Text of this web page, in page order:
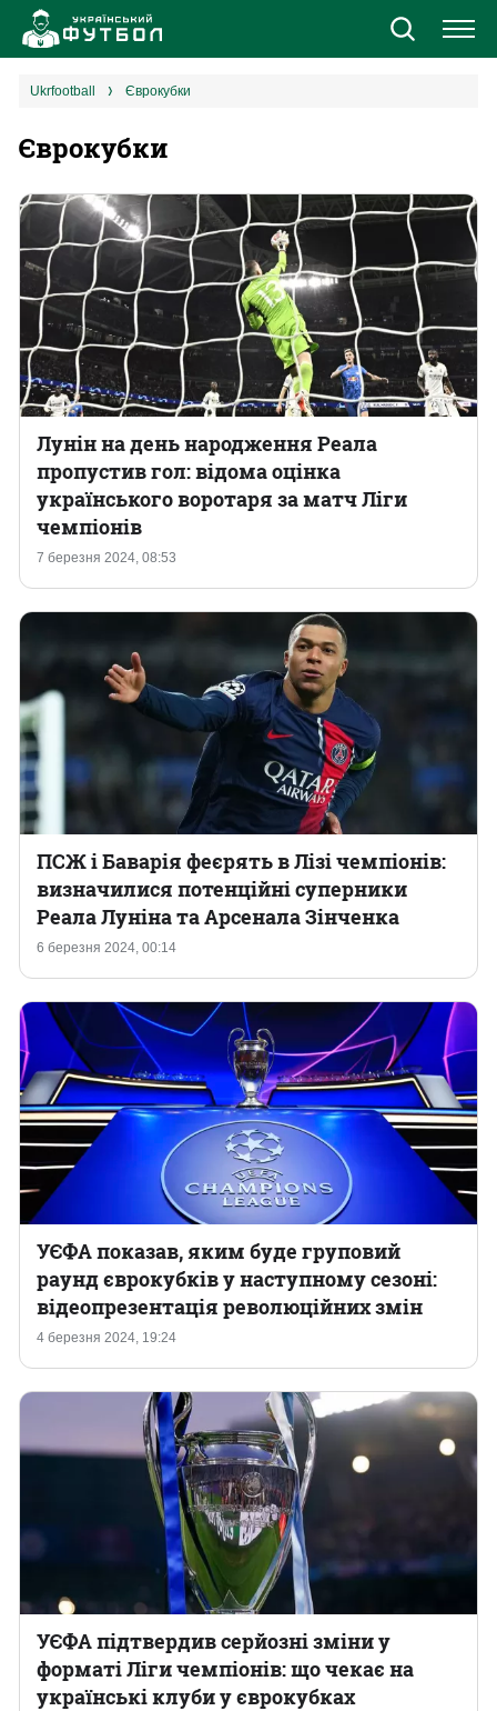
Єврокубки
УПЛ
1 ліга
2 ліга
Букмекери
ukrfootball Єврокубки
Єврокубки
7 березня 2024, 08:53
Лунін на день народження Реала
пропустив гол: відома оцінка
українського воротаря за матч Ліги
чемпіонів
6 березня 2024, 00:14
ПСЖ і Баварія феєрять в Лізі чемпіонів:
визначилися потенційні суперники
Реала Луніна та Арсенала Зінченка
4 березня 2024, 19:24
УЄФА показав, яким буде груповий
раунд єврокубків у наступному сезоні:
відеопрезентація революційних змін
УЄФА підтвердив серйозні зміни у
форматі Ліги чемпіонів: що чекає на
українські клуби у єврокубках